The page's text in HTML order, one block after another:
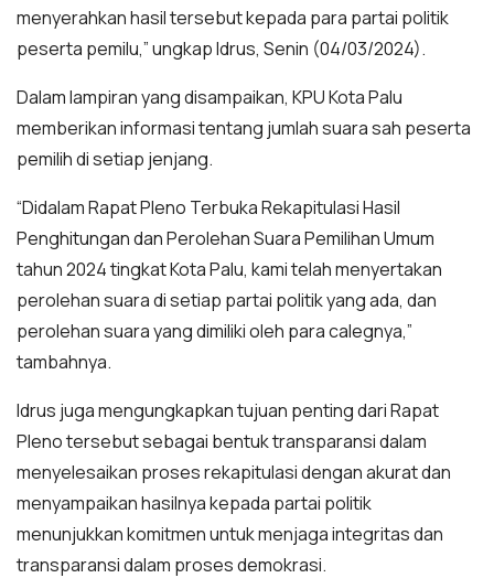
menyerahkan hasil tersebut kepada para partai politik
peserta pemilu,” ungkap Idrus, Senin (04/03/2024).
Dalam lampiran yang disampaikan, KPU Kota Palu
memberikan informasi tentang jumlah suara sah peserta
pemilih di setiap jenjang.
“Didalam Rapat Pleno Terbuka Rekapitulasi Hasil
Penghitungan dan Perolehan Suara Pemilihan Umum
tahun 2024 tingkat Kota Palu, kami telah menyertakan
perolehan suara di setiap partai politik yang ada, dan
perolehan suara yang dimiliki oleh para calegnya,”
tambahnya.
Idrus juga mengungkapkan tujuan penting dari Rapat
Pleno tersebut sebagai bentuk transparansi dalam
menyelesaikan proses rekapitulasi dengan akurat dan
menyampaikan hasilnya kepada partai politik
menunjukkan komitmen untuk menjaga integritas dan
transparansi dalam proses demokrasi.